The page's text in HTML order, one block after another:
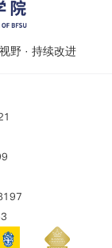
野 · 持续改进